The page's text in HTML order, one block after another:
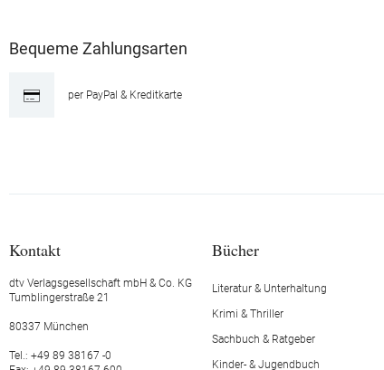
Bequeme Zahlungsarten
per PayPal & Kreditkarte
Kontakt
dtv Verlagsgesellschaft mbH & Co. KG
Tumblingerstraße 21
80337 München
Tel.: +49 89 38167 -0
Bücher
Literatur & Unterhaltung
Krimi & Thriller
Sachbuch & Ratgeber
Kinder- & Jugendbuch